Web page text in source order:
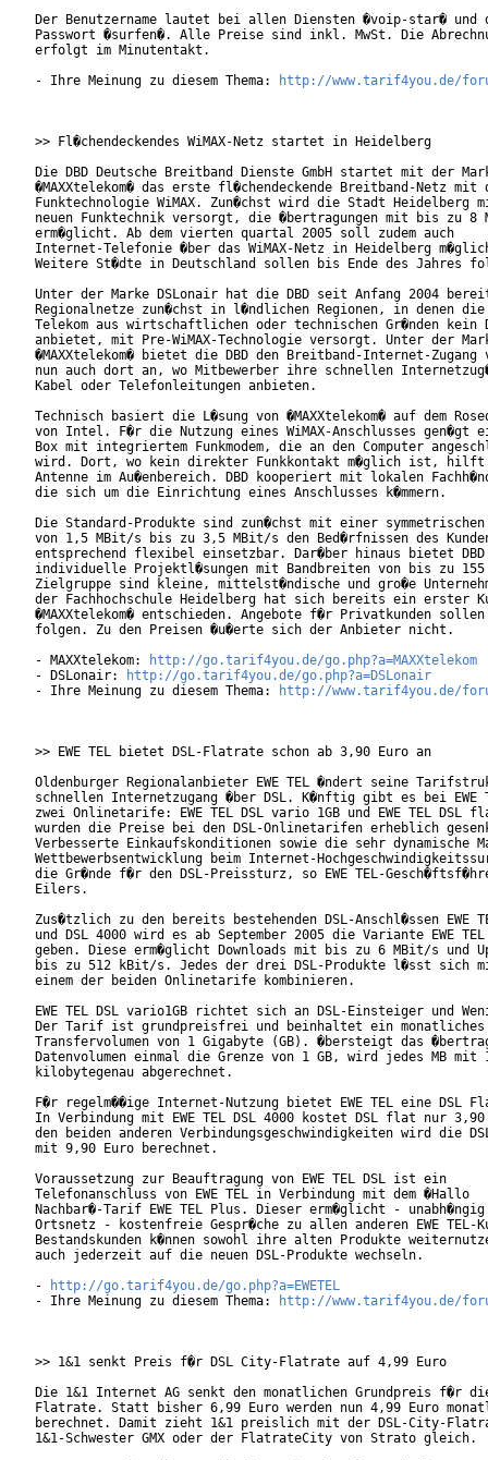
Der Benutzername lautet bei allen Diensten �voip-star� und
Passwort �surfen�. Alle Preise sind inkl. MwSt. Die
erfolgt im Minutentakt.
- Ihre Meinung zu diesem Thema:
http://www.tarif4you.de/
>> Fl�chendeckendes WiMAX-Netz startet in Heidelberg
Die DBD Deutsche Breitband Dienste GmbH startet mit der
�MAXXtelekom� das erste fl�chendeckende Breitband-Netz mit
Funktechnologie WiMAX. Zun�chst wird die Stadt Heidelberg
neuen Funktechnik versorgt, die �bertragungen mit bis zu 8
erm�glicht. Ab dem vierten quartal 2005 soll zudem auch
Internet-Telefonie �ber das WiMAX-Netz in Heidelberg
Weitere St�dte in Deutschland sollen bis Ende des Jahres
Unter der Marke DSLonair hat die DBD seit Anfang 2004
Regionalnetze zun�chst in l�ndlichen Regionen, in denen die
Telekom aus wirtschaftlichen oder technischen Gr�nden kein
anbietet, mit Pre-WiMAX-Technologie versorgt. Unter der
�MAXXtelekom� bietet die DBD den Breitband-Internet-Zugang
nun auch dort an, wo Mitbewerber ihre schnellen
Kabel oder Telefonleitungen anbieten.
Technisch basiert die L�sung von �MAXXtelekom� auf dem
von Intel. F�r die Nutzung eines WiMAX-Anschlusses gen�gt
Box mit integriertem Funkmodem, die an den Computer
wird. Dort, wo kein direkter Funkkontakt m�glich ist, hilft
Antenne im Au�enbereich. DBD kooperiert mit lokalen
die sich um die Einrichtung eines Anschlusses k�mmern.
Die Standard-Produkte sind zun�chst mit einer
von 1,5 MBit/s bis zu 3,5 MBit/s den Bed�rfnissen des
entsprechend flexibel einsetzbar. Dar�ber hinaus bietet DBD
individuelle Projektl�sungen mit Bandbreiten von bis zu
Zielgruppe sind kleine, mittelst�ndische und gro�e
der Fachhochschule Heidelberg hat sich bereits ein erster
�MAXXtelekom� entschieden. Angebote f�r Privatkunden sollen
folgen. Zu den Preisen �u�erte sich der Anbieter nicht.
- MAXXtelekom:
http://go.tarif4you.de/go.php?a=MAXXtelekom
- DSLonair:
http://go.tarif4you.de/go.php?a=DSLonair
- Ihre Meinung zu diesem Thema:
http://www.tarif4you.de/
>> EWE TEL bietet DSL-Flatrate schon ab 3,90 Euro an
Oldenburger Regionalanbieter EWE TEL �ndert seine
schnellen Internetzugang �ber DSL. K�nftig gibt es bei EWE
zwei Onlinetarife: EWE TEL DSL vario 1GB und EWE TEL DSL
wurden die Preise bei den DSL-Onlinetarifen erheblich
Verbesserte Einkaufskonditionen sowie die sehr dynamische
Wettbewerbsentwicklung beim Internet-
die Gr�nde f�r den DSL-Preissturz, so EWE TEL-
Eilers.
Zus�tzlich zu den bereits bestehenden DSL-Anschl�ssen EWE
und DSL 4000 wird es ab September 2005 die Variante EWE TEL
geben. Diese erm�glicht Downloads mit bis zu 6 MBit/s und
bis zu 512 kBit/s. Jedes der drei DSL-Produkte l�sst sich
einem der beiden Onlinetarife kombinieren.
EWE TEL DSL vario1GB richtet sich an DSL-Einsteiger und
Der Tarif ist grundpreisfrei und beinhaltet ein monatliches
Transfervolumen von 1 Gigabyte (GB). �bersteigt das
Datenvolumen einmal die Grenze von 1 GB, wird jedes MB mit
kilobytegenau abgerechnet.
F�r regelm��ige Internet-Nutzung bietet EWE TEL eine DSL
In Verbindung mit EWE TEL DSL 4000 kostet DSL flat nur
den beiden anderen Verbindungsgeschwindigkeiten wird die
mit 9,90 Euro berechnet.
Voraussetzung zur Beauftragung von EWE TEL DSL ist ein
Telefonanschluss von EWE TEL in Verbindung mit dem �Hallo
Nachbar�-Tarif EWE TEL Plus. Dieser erm�glicht - unabh�ngig
Ortsnetz - kostenfreie Gespr�che zu allen anderen EWE TEL-
Bestandskunden k�nnen sowohl ihre alten Produkte
auch jederzeit auf die neuen DSL-Produkte wechseln.
-
http://go.tarif4you.de/go.php?a=EWETEL
- Ihre Meinung zu diesem Thema:
http://www.tarif4you.de/
>> 1&1 senkt Preis f�r DSL City-Flatrate auf 4,99 Euro
Die 1&1 Internet AG senkt den monatlichen Grundpreis f�r
Flatrate. Statt bisher 6,99 Euro werden nun 4,99 Euro
berechnet. Damit zieht 1&1 preislich mit der DSL-City-
1&1-Schwester GMX oder der FlatrateCity von Strato gleich.